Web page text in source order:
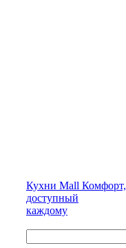
Кухни Mall Комфорт,
доступный
каждому